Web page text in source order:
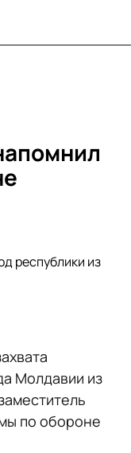
республики из
Молдавии из
по обороне